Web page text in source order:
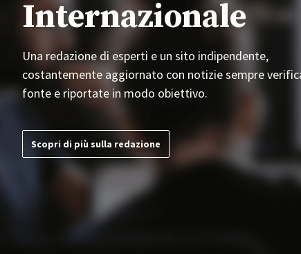
Internazionale
Una redazione di esperti e un sito indipendente,
costantemente aggiornato con notizie sempre
fonte e riportate in modo obiettivo.
Scopri di più sulla redazione